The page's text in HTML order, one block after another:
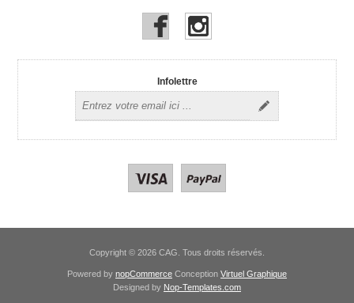
Infolettre
Copyright © 2026 CAG. Tous droits réservés.
Powered by nopCommerce Conception Virtuel Graphique
Designed by Nop-Templates.com